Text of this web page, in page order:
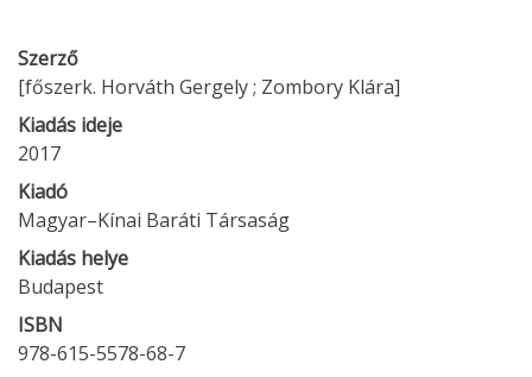
Szerző
[főszerk. Horváth Gergely ; Zombory Klára]
Kiadás ideje
2017
Kiadó
Magyar–Kínai Baráti Társaság
Kiadás helye
Budapest
ISBN
978-615-5578-68-7